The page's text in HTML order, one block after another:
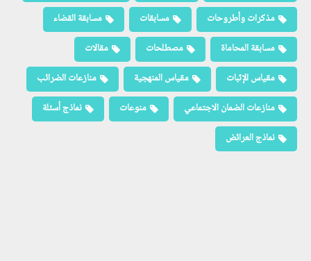
مذكرات وأطروحات
مسابقات
مسابقة القضاء
مسابقة المحاماة
مصطلحات
مقالات
مقياس الإثبات
مقياس المنهجية
منازعات الضرائب
منازعات الضمان الاجتماعي
منوعات
نماذج أسئلة
نماذج العرائض